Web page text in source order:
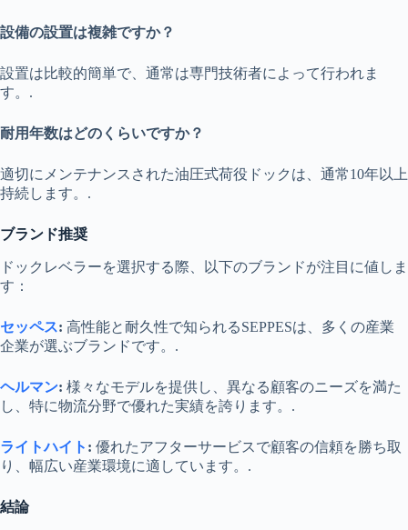
設備の設置は複雑ですか？
設置は比較的簡単で、通常は専門技術者によって行われま
す。.
耐用年数はどのくらいですか？
適切にメンテナンスされた油圧式荷役ドックは、通常10年以上
持続します。.
ブランド推奨
ドックレベラーを選択する際、以下のブランドが注目に値しま
す：
セッペス: 高性能と耐久性で知られるSEPPESは、多くの産業
企業が選ぶブランドです。.
ヘルマン: 様々なモデルを提供し、異なる顧客のニーズを満た
し、特に物流分野で優れた実績を誇ります。.
ライトハイト : 優れたアフターサービスで顧客の信頼を勝ち取
り、幅広い産業環境に適しています。.
結論